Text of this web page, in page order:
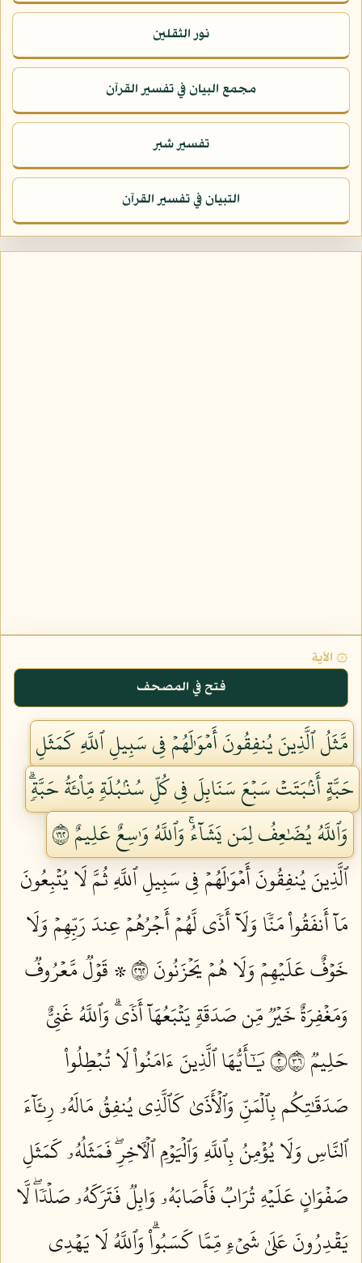
نور الثقلين
مجمع البيان في تفسير القرآن
تفسير شبر
التبيان في تفسير القرآن
۞ الآية
فتح في المصحف
مَّثَلُ ٱلَّذِينَ يُنفِقُونَ أَمۡوَٰلَهُمۡ فِي سَبِيلِ ٱللَّهِ كَمَثَلِ
حَبَّةٍ أَنۢبَتَتۡ سَبۡعَ سَنَابِلَ فِي كُلِّ سُنۢبُلَةٖ مِّاْئَةُ حَبَّةٖۗ
وَٱللَّهُ يُضَٰعِفُ لِمَن يَشَآءُۚ وَٱللَّهُ وَٰسِعٌ عَلِيمٌ ٢٦١
ٱلَّذِينَ يُنفِقُونَ أَمۡوَٰلَهُمۡ فِي سَبِيلِ ٱللَّهِ ثُمَّ لَا يُتۡبِعُونَ
مَآ أَنفَقُواْ مَنّٗا وَلَآ أَذٗى لَّهُمۡ أَجۡرُهُمۡ عِندَ رَبِّهِمۡ وَلَا
خَوۡفٌ عَلَيۡهِمۡ وَلَا هُمۡ يَحۡزَنُونَ ٢٦٢
۞ قَوۡلٞ مَّعۡرُوفٞ
وَمَغۡفِرَةٌ خَيۡرٞ مِّن صَدَقَةٖ يَتۡبَعُهَآ أَذٗىۗ وَٱللَّهُ غَنِيٌّ
حَلِيمٞ ٢٦٣
يَٰٓأَيُّهَا ٱلَّذِينَ ءَامَنُواْ لَا تُبۡطِلُواْ
صَدَقَٰتِكُم بِٱلۡمَنِّ وَٱلۡأَذَىٰ كَٱلَّذِي يُنفِقُ مَالَهُۥ رِئَآءَ
ٱلنَّاسِ وَلَا يُؤۡمِنُ بِٱللَّهِ وَٱلۡيَوۡمِ ٱلۡأٓخِرِۖ فَمَثَلُهُۥ كَمَثَلِ
صَفۡوَانٍ عَلَيۡهِ تُرَابٞ فَأَصَابَهُۥ وَابِلٞ فَتَرَكَهُۥ صَلۡدٗاۖ لَّا
يَقۡدِرُونَ عَلَىٰ شَيۡءٖ مِّمَّا كَسَبُواْۗ وَٱللَّهُ لَا يَهۡدِي